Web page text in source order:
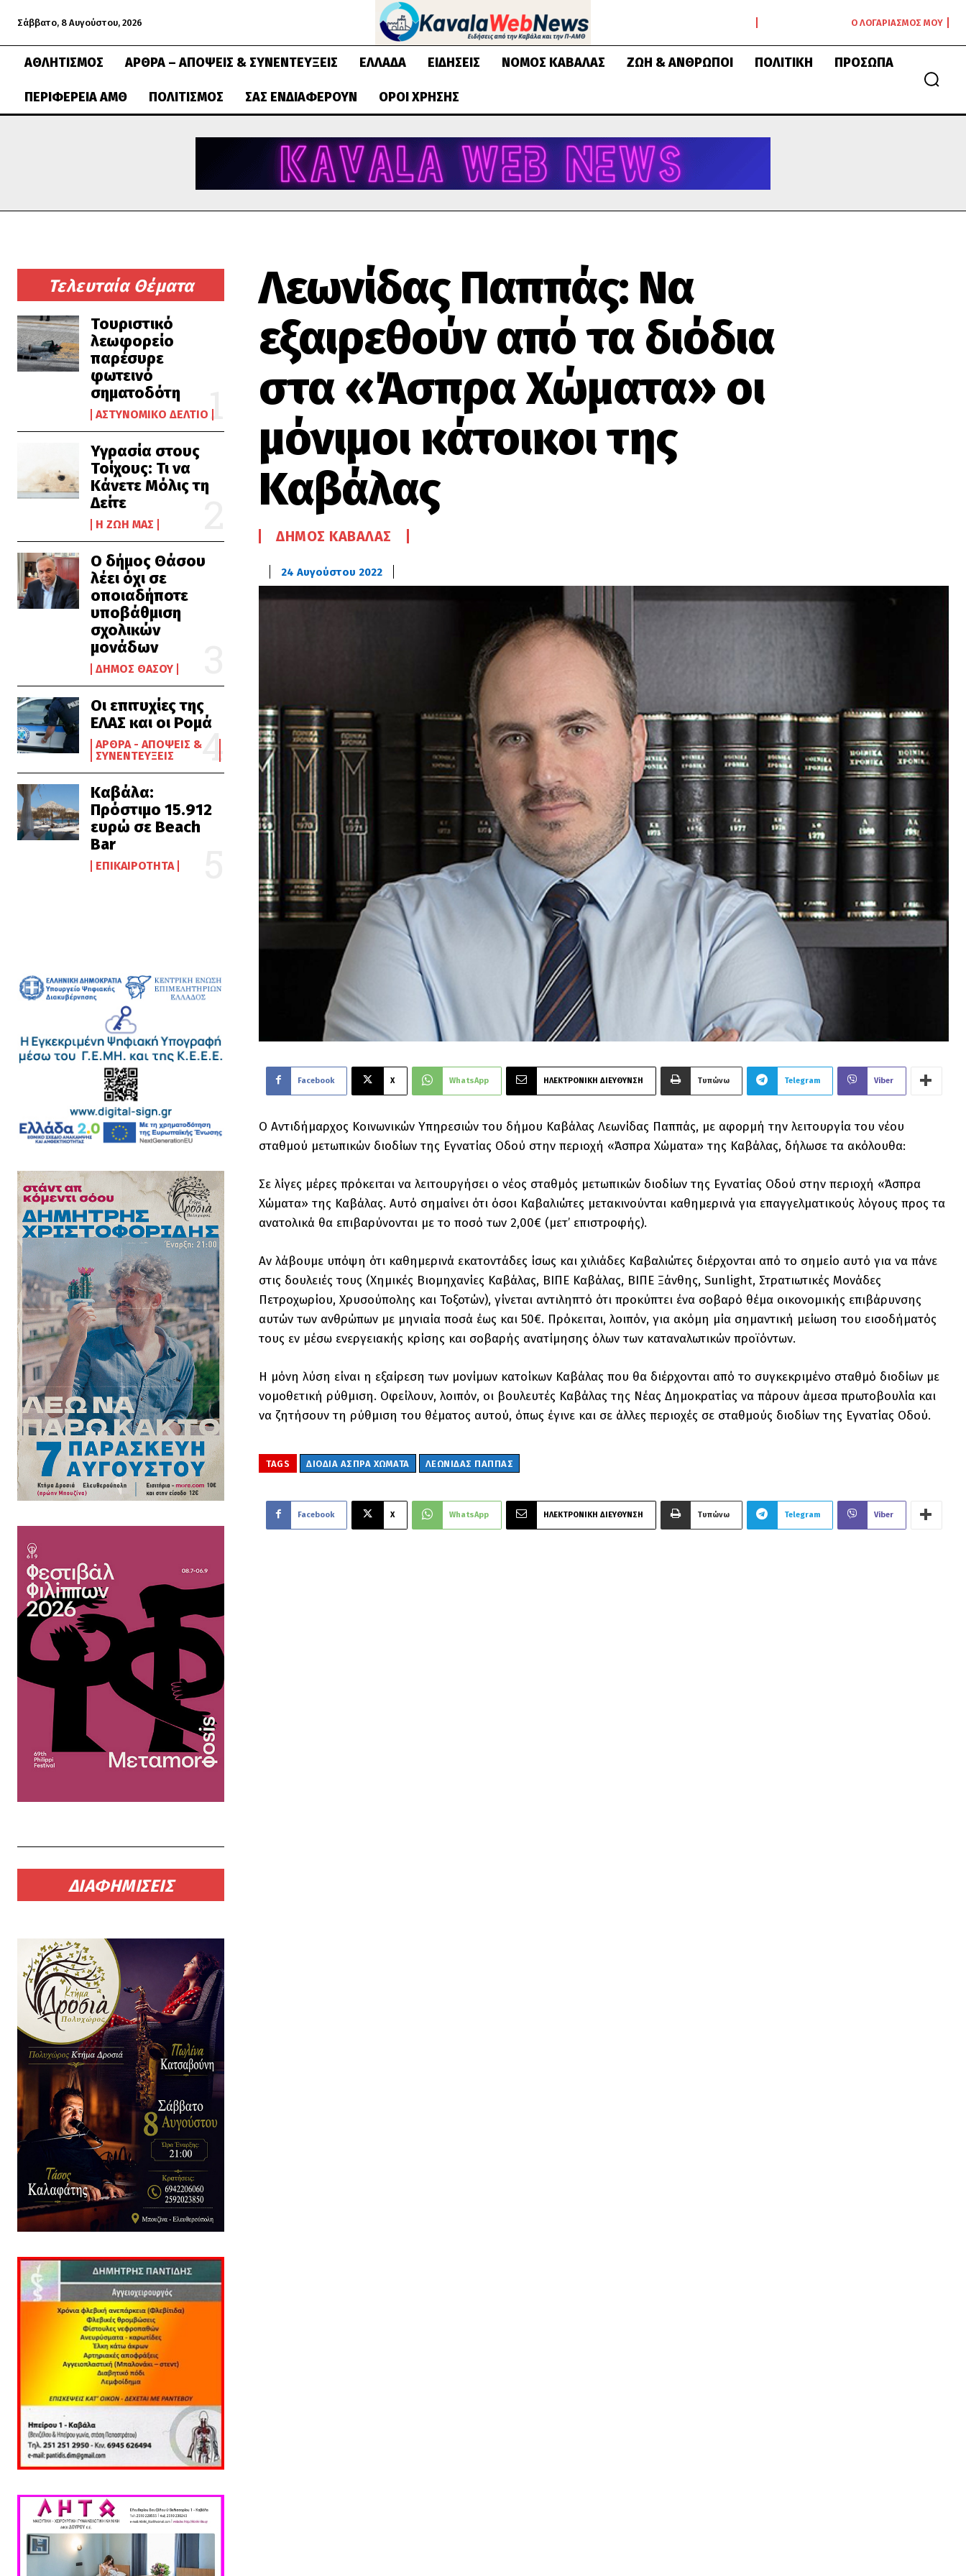
Σάββατο, 8 Αυγούστου, 2026 Ο ΛΟΓΑΡΙΑΣΜΌΣ ΜΟΥ
ΑΘΛΗΤΙΣΜΌΣ ΆΡΘΡΑ – ΑΠΌΨΕΙΣ & ΣΥΝΕΝΤΕΎΞΕΙΣ ΕΛΛΆΔΑ ΕΙΔΉΣΕΙΣ ΝΟΜΌΣ ΚΑΒΆΛΑΣ ΖΩΉ & ΆΝΘΡΩΠΟΙ ΠΟΛΙΤΙΚΉ ΠΡΌΣΩΠΑ
ΠΕΡΙΦΈΡΕΙΑ ΑΜΘ ΠΟΛΙΤΙΣΜΌΣ ΣΑΣ ΕΝΔΙΑΦΈΡΟΥΝ ΌΡΟΙ ΧΡΉΣΗΣ
Τελευταία Θέματα
Τουριστικό
λεωφορείο
παρέσυρε
φωτεινό
σηματοδότη
ΑΣΤΥΝΟΜΙΚΌ ΔΕΛΤΊΟ
Υγρασία στους
Τοίχους: Τι να
Κάνετε Μόλις τη
Δείτε
Η ΖΩΉ ΜΑΣ
Ο δήμος Θάσου
λέει όχι σε
οποιαδήποτε
υποβάθμιση
σχολικών
μονάδων
ΔΉΜΟΣ ΘΆΣΟΥ
Οι επιτυχίες της
ΕΛΑΣ και οι Ρομά
ΆΡΘΡΑ - ΑΠΌΨΕΙΣ &
ΣΥΝΕΝΤΕΎΞΕΙΣ
Καβάλα:
Πρόστιμο 15.912
ευρώ σε Beach
Bar
ΕΠΙΚΑΙΡΌΤΗΤΑ
ΔΙΑΦΗΜΙΣΕΙΣ
Λεωνίδας Παππάς: Να
εξαιρεθούν από τα διόδια
στα «Άσπρα Χώματα» οι
μόνιμοι κάτοικοι της
Καβάλας
ΔΉΜΟΣ ΚΑΒΆΛΑΣ
24 Αυγούστου 2022
Facebook X WhatsApp ΗΛΕΚΤΡΟΝΙΚΗ ΔΙΕΥΘΥΝΣΗ Τυπώνω Telegram Viber
Ο Αντιδήμαρχος Κοινωνικών Υπηρεσιών του δήμου Καβάλας Λεωνίδας Παππάς, με αφορμή την λειτουργία του νέου
σταθμού μετωπικών διοδίων της Εγνατίας Οδού στην περιοχή «Άσπρα Χώματα» της Καβάλας, δήλωσε τα ακόλουθα:
Σε λίγες μέρες πρόκειται να λειτουργήσει ο νέος σταθμός μετωπικών διοδίων της Εγνατίας Οδού στην περιοχή «Άσπρα
Χώματα» της Καβάλας. Αυτό σημαίνει ότι όσοι Καβαλιώτες μετακινούνται καθημερινά για επαγγελματικούς λόγους προς τα
ανατολικά θα επιβαρύνονται με το ποσό των 2,00€ (μετ’ επιστροφής).
Αν λάβουμε υπόψη ότι καθημερινά εκατοντάδες ίσως και χιλιάδες Καβαλιώτες διέρχονται από το σημείο αυτό για να πάνε
στις δουλειές τους (Χημικές Βιομηχανίες Καβάλας, ΒΙΠΕ Καβάλας, ΒΙΠΕ Ξάνθης, Sunlight, Στρατιωτικές Μονάδες
Πετροχωρίου, Χρυσούπολης και Τοξοτών), γίνεται αντιληπτό ότι προκύπτει ένα σοβαρό θέμα οικονομικής επιβάρυνσης
αυτών των ανθρώπων με μηνιαία ποσά έως και 50€. Πρόκειται, λοιπόν, για ακόμη μία σημαντική μείωση του εισοδήματός
τους εν μέσω ενεργειακής κρίσης και σοβαρής ανατίμησης όλων των καταναλωτικών προϊόντων.
Η μόνη λύση είναι η εξαίρεση των μονίμων κατοίκων Καβάλας που θα διέρχονται από το συγκεκριμένο σταθμό διοδίων με
νομοθετική ρύθμιση. Οφείλουν, λοιπόν, οι βουλευτές Καβάλας της Νέας Δημοκρατίας να πάρουν άμεσα πρωτοβουλία και
να ζητήσουν τη ρύθμιση του θέματος αυτού, όπως έγινε και σε άλλες περιοχές σε σταθμούς διοδίων της Εγνατίας Οδού.
TAGS ΔΙΟΔΙΑ ΑΣΠΡΑ ΧΩΜΑΤΑ ΛΕΩΝΙΔΑΣ ΠΑΠΠΑΣ
Facebook X WhatsApp ΗΛΕΚΤΡΟΝΙΚΗ ΔΙΕΥΘΥΝΣΗ Τυπώνω Telegram Viber